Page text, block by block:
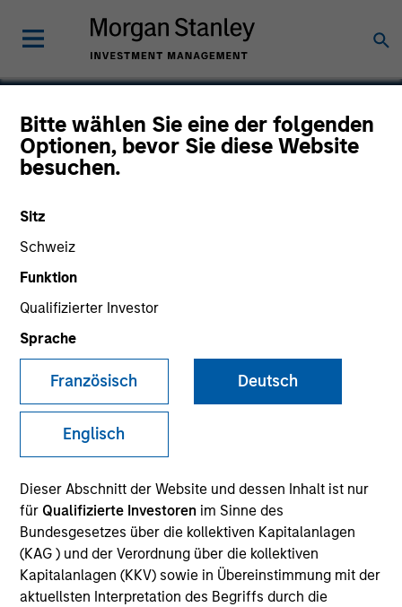
Bitte wählen Sie eine der folgenden
Optionen, bevor Sie diese Website
besuchen.
Sitz
Schweiz
Funktion
Qualifizierter Investor
Sprache
Französisch Deutsch
Englisch
Dieser Abschnitt der Website und dessen Inhalt ist nur
für Qualifizierte Investoren im Sinne des
Bundesgesetzes über die kollektiven Kapitalanlagen
(KAG ) und der Verordnung über die kollektiven
Kapitalanlagen (KKV) sowie in Übereinstimmung mit der
aktuellsten Interpretation des Begriffs durch die
Spinal Kinetics
Healthcare
COUNTRY
United States